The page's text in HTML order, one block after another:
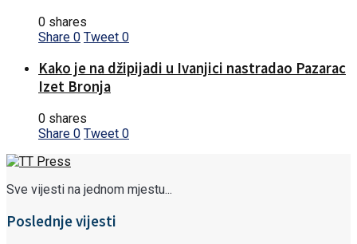
0 shares
Share 0 Tweet 0
Kako je na džipijadi u Ivanjici nastradao Pazarac
Izet Bronja
0 shares
Share 0 Tweet 0
Sve vijesti na jednom mjestu...
Poslednje vijesti